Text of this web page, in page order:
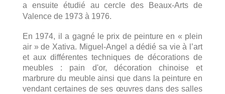
a ensuite étudié au cercle des Beaux-Arts de
Valence de 1973 à 1976.
En 1974, il a gagné le prix de peinture en « plein
air » de Xativa. Miguel-Angel a dédié sa vie à l’art
et aux différentes techniques de décorations de
meubles : pain d'or, décoration chinoise et
marbrure du meuble ainsi que dans la peinture en
vendant certaines de ses œuvres dans des salles